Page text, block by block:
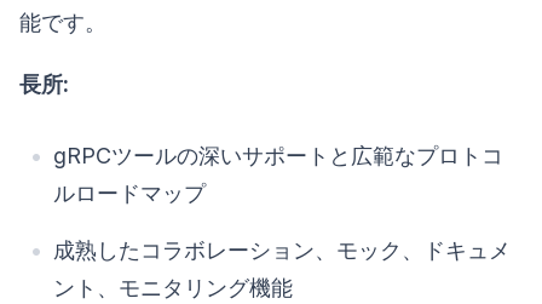
能です。
長所:
gRPCツールの深いサポートと広範なプロトコ
ルロードマップ
成熟したコラボレーション、モック、ドキュメ
ント、モニタリング機能